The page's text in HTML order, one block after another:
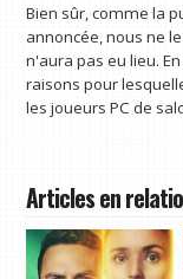
Bien sûr, comme la
annoncée, nous ne
n'aura pas eu lieu.
raisons pour
les joueurs PC de
Articles en